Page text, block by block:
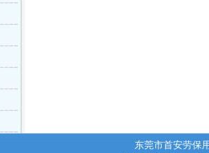
东莞市首安劳保